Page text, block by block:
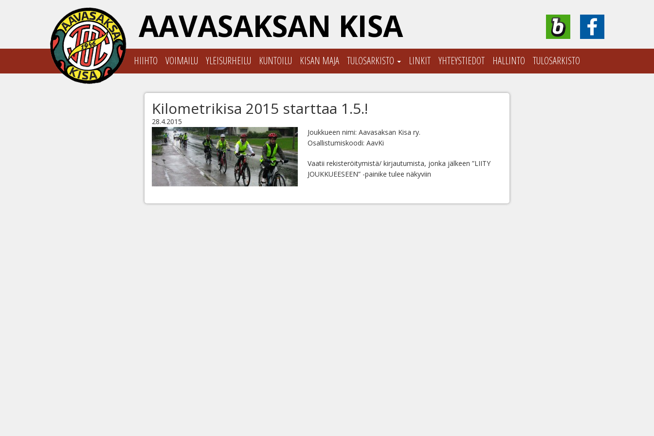
AAVASAKSAN KISA
HIIHTO VOIMAILU YLEISURHEILU KUNTOILU KISAN MAJA TULOSARKISTO LINKIT YHTEYSTIEDOT HALLINTO TULOSARKISTO
Kilometrikisa 2015 starttaa 1.5.!
28.4.2015
Joukkueen nimi: Aavasaksan Kisa ry.
Osallistumiskoodi: AavKi
Vaatii rekisteröitymistä/ kirjautumista, jonka jälkeen ”LIITY
JOUKKUEESEEN” -painike tulee näkyviin